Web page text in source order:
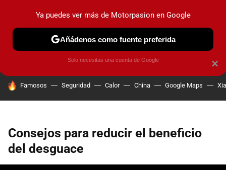
PRUEBAS COCHES ELÉCTRICOS OBSERVATORIO
HOY SE HABLA DE
Famosos Seguridad Calor China Google Maps
Consejos para reducir el beneficio
del desguace
×
Ya puedes ver más de Motorpasion en Google
Añádenos como fuente preferida
Solo necesitas una cuenta de Google